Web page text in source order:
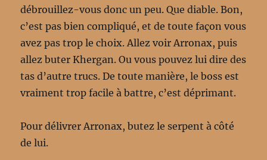
débrouillez-vous donc un peu. Que diable. Bon,
c’est pas bien compliqué, et de toute façon vous
avez pas trop le choix. Allez voir Arronax, puis
allez buter Khergan. Ou vous pouvez lui dire des
tas d’autre trucs. De toute manière, le boss est
vraiment trop facile à battre, c’est déprimant.
Pour délivrer Arronax, butez le serpent à côté
de lui.